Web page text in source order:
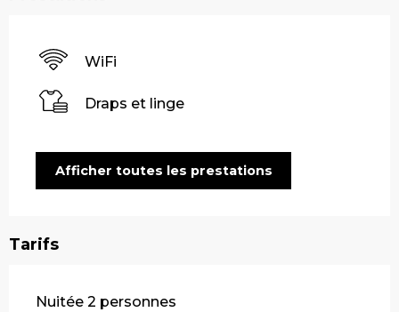
WiFi
Draps et linge
Afficher toutes les prestations
Tarifs
Tarifs 2026
Nuitée 2 personnes